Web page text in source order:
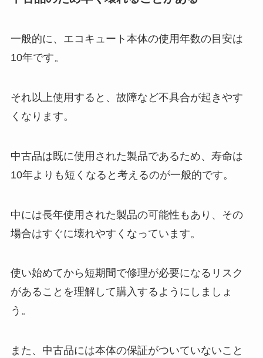
一般的に、エコキュート本体の使用年数の目安は
10年です。
それ以上使用すると、故障など不具合が起きやす
くなります。
中古品は既に使用された製品であるため、寿命は
10年よりも短くなると考えるのが一般的です。
中には長年使用された製品の可能性もあり、その
場合はすぐに壊れやすくなっています。
使い始めてから短期間で修理が必要になるリスク
があることを理解して購入するようにしましょ
う。
また、中古品には本体の保証がついていないこと